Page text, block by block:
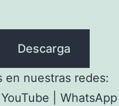
Descarga
nuestras redes:
|